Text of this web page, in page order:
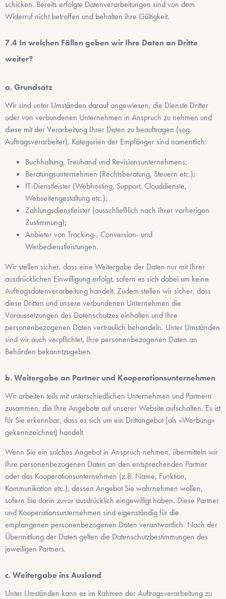
schicken. Bereits erfolgte Datenverarbeitungen sind von dem
Widerruf nicht betroffen und behalten ihre Gültigkeit.
In welchen Fällen geben wir Ihre Daten an Dritte
weiter?
a. Grundsatz
Wir sind unter Umständen darauf angewiesen, die Dienste Dritter
oder von verbundenen Unternehmen in Anspruch zu nehmen und
diese mit der Verarbeitung Ihrer Daten zu beauftragen (sog.
Auftragsverarbeiter). Kategorien der Empfänger sind namentlich:
Buchhaltung, Treuhand und Revisionsunternehmens;
Beratungsunternehmen (Rechtsberatung, Steuern etc.);
IT-Dienstleister (Webhosting, Support, Clouddienste,
Webseitengestaltung etc.);
Zahlungsdienstleister (ausschließlich nach Ihrer vorherigen
Zustimmung);
Anbieter von Tracking-, Conversion- und
Werbedienstleistungen.
Wir stellen sicher, dass eine Weitergabe der Daten nur mit Ihrer
ausdrücklichen Einwilligung erfolgt, sofern es sich dabei um keine
Auftragsdatenverarbeitung handelt. Zudem stellen wir sicher, dass
diese Dritten und unsere verbundenen Unternehmen die
Voraussetzungen des Datenschutzes einhalten und Ihre
personenbezogenen Daten vertraulich behandeln. Unter Umständen
sind wir auch verpflichtet, Ihre personenbezogenen Daten an
Behörden bekanntzugeben.
b. Weitergabe an Partner und Kooperationsunternehmen
Wir arbeiten teils mit unterschiedlichen Unternehmen und Partnern
zusammen, die Ihre Angebote auf unserer Website aufschalten. Es ist
für Sie erkennbar, dass es sich um ein Drittangebot (als «Werbung»
gekennzeichnet) handelt.
Wenn Sie ein solches Angebot in Anspruch nehmen, übermitteln wir
Ihre personenbezogenen Daten an den entsprechenden Partner
oder das Kooperationsunternehmen (z.B. Name, Funktion,
Kommunikation etc.), dessen Angebot Sie wahrnehmen wollen,
sofern Sie darin zuvor ausdrücklich eingewilligt haben. Diese Partner
und Kooperationsunternehmen sind eigenständig für die
empfangenen personenbezogenen Daten verantwortlich. Nach der
Übermittlung der Daten gelten die Datenschutzbestimmungen des
jeweiligen Partners.
c. Weitergabe ins Ausland
Unter Umständen kann es im Rahmen der Auftragsverarbeitung zu